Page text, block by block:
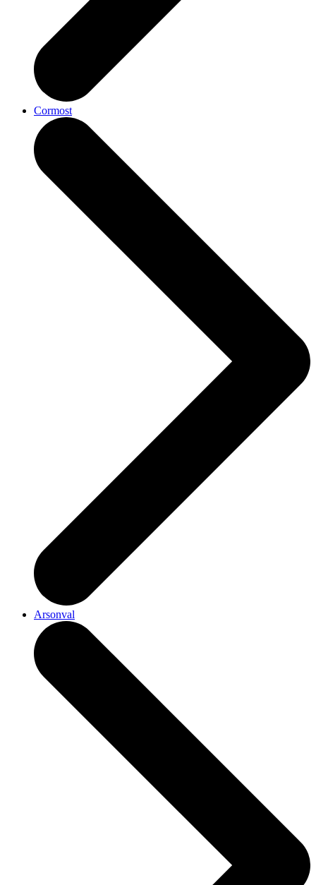
Cormost
Arsonval